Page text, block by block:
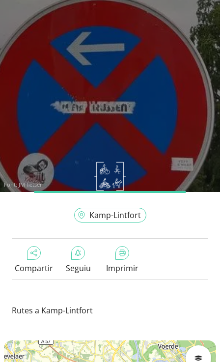
Font: JM fietser
Kamp-Lintfort
Compartir Seguiu Imprimir
Rutes a Kamp-Lintfort